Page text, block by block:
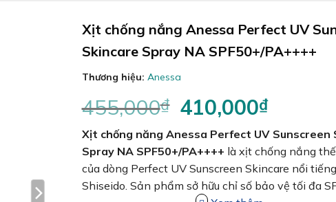
Xịt chống nắng Anessa Perfect UV
Skincare Spray NA SPF50+/PA++++
Thương hiệu: Anessa
455,000₫ Giá
gốc
là:
455,000₫.
410,000₫Giá
tại
là:
Xịt chống năng Anessa Perfect UV Sunscreen
Spray NA SPF50+/PA++++ là xịt chống nắng
của dòng Perfect UV Sunscreen Skincare nổi
Shiseido. Sản phẩm sở hữu chỉ số bảo vệ tối đa